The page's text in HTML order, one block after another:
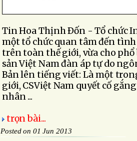
Tin Hoa Thịnh Ðốn - Tổ chức
một tổ chức quan tâm đến
trên toàn thế giới, vừa cho
sản Việt Nam đàn áp tự do
Bản lên tiếng viết: Là một
giới, CSViệt Nam quyết cố
nhân ...
trọn bài...
Posted on 01 Jun 2013